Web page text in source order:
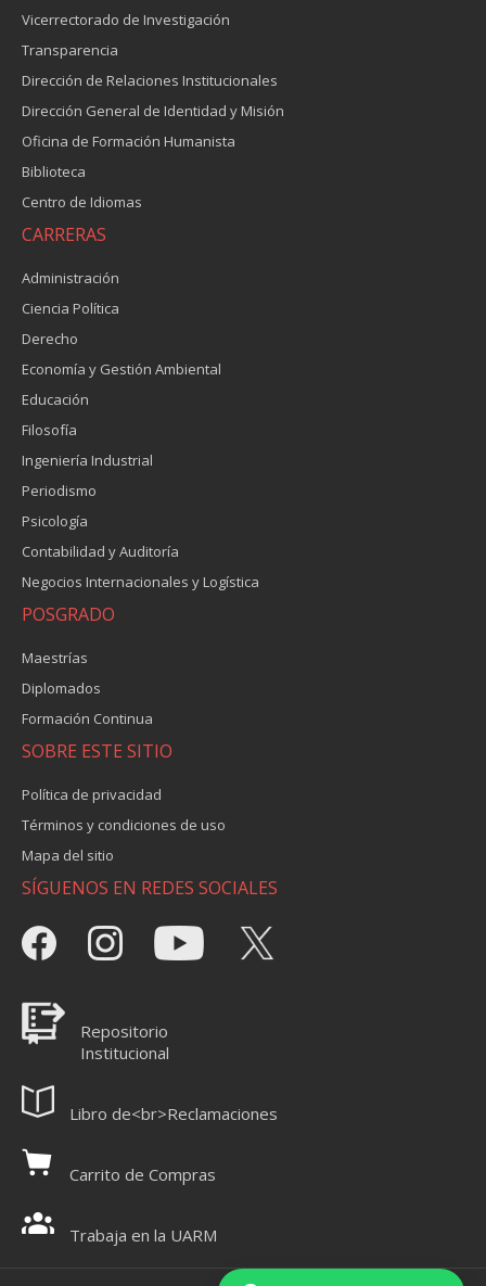
Vicerrectorado de Investigación
Transparencia
Dirección de Relaciones Institucionales
Dirección General de Identidad y Misión
Oficina de Formación Humanista
Biblioteca
Centro de Idiomas
CARRERAS
Administración
Ciencia Política
Derecho
Economía y Gestión Ambiental
Educación
Filosofía
Ingeniería Industrial
Periodismo
Psicología
Contabilidad y Auditoría
Negocios Internacionales y Logística
POSGRADO
Maestrías
Diplomados
Formación Continua
SOBRE ESTE SITIO
Política de privacidad
Términos y condiciones de uso
Mapa del sitio
SÍGUENOS EN REDES SOCIALES
Repositorio
Institucional
Libro de<br>Reclamaciones
Carrito de Compras
Trabaja en la UARM